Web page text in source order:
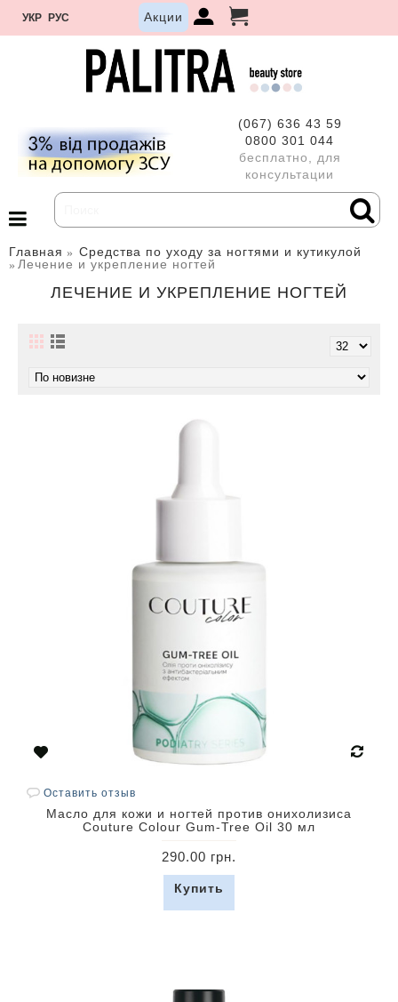
УКР РУС Акции
(067) 636 43 59
0800 301 044
бесплатно, для
консультации
Главная
Средства по уходу за ногтями и кутикулой
Лечение и укрепление ногтей
ЛЕЧЕНИЕ И УКРЕПЛЕНИЕ НОГТЕЙ
Оставить отзыв
Масло для кожи и ногтей против онихолизиса
Couture Colour Gum-Tree Oil 30 мл
290.00 грн.
Купить